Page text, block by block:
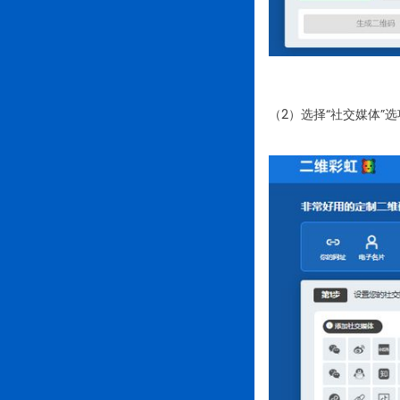
（2）选择“社交媒体”